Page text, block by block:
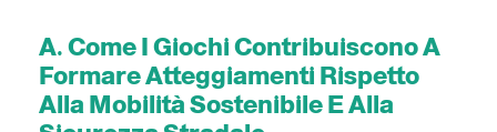
A. Come I Giochi Contribuiscono A
Formare Atteggiamenti Rispetto
Alla Mobilità Sostenibile E Alla